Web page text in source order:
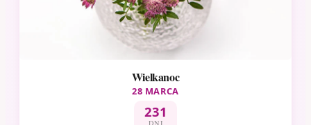
Wielkanoc
28 MARCA
231
DNI